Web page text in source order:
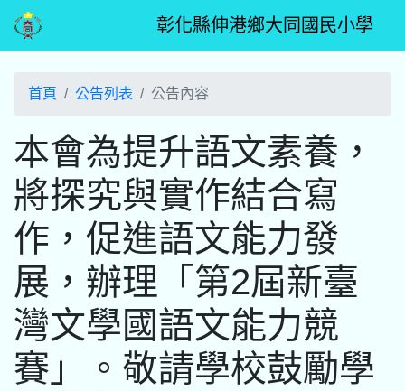
彰化縣伸港鄉大同國民小學
首頁 公告列表 公告內容
本會為提升語文素養，
將探究與實作結合寫
作，促進語文能力發
展，辦理「第2屆新臺
灣文學國語文能力競
賽」。敬請學校鼓勵學